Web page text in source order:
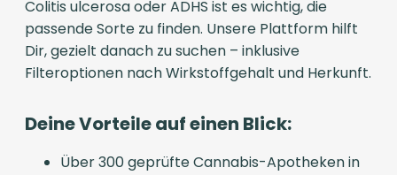
Colitis ulcerosa oder ADHS ist es wichtig, die
passende Sorte zu finden. Unsere Plattform hilft
Dir, gezielt danach zu suchen – inklusive
Filteroptionen nach Wirkstoffgehalt und Herkunft.
Deine Vorteile auf einen Blick:
Über 300 geprüfte Cannabis-Apotheken in